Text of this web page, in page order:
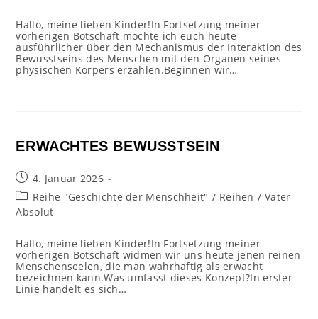
Hallo, meine lieben Kinder!In Fortsetzung meiner
vorherigen Botschaft möchte ich euch heute
ausführlicher über den Mechanismus der Interaktion des
Bewusstseins des Menschen mit den Organen seines
physischen Körpers erzählen.Beginnen wir…
ERWACHTES BEWUSSTSEIN
Beitrag
veröffentlicht:
4. Januar 2026
Beitrags-
Kategorie:
Reihe "Geschichte der Menschheit" / Reihen / Vater
Absolut
Hallo, meine lieben Kinder!In Fortsetzung meiner
vorherigen Botschaft widmen wir uns heute jenen reinen
Menschenseelen, die man wahrhaftig als erwacht
bezeichnen kann.Was umfasst dieses Konzept?In erster
Linie handelt es sich…